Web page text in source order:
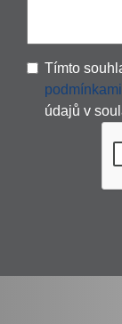
Tímto
podmínkami
údajů v